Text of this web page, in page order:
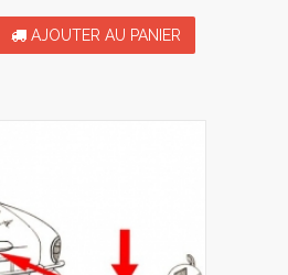
AJOUTER AU PANIER